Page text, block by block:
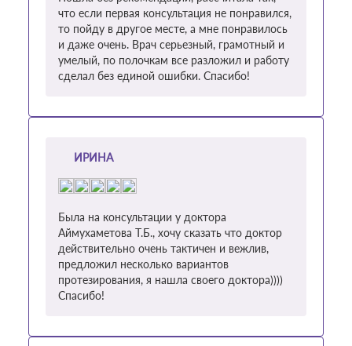
что если первая консультация не понравился,
то пойду в другое месте, а мне понравилось
и даже очень. Врач серьезный, грамотный и
умелый, по полочкам все разложил и работу
сделал без единой ошибки. Спасибо!
ИРИНА
Была на консультации у доктора
Аймухаметова Т.Б., хочу сказать что доктор
действительно очень тактичен и вежлив,
предложил несколько вариантов
протезирования, я нашла своего доктора))))
Спасибо!